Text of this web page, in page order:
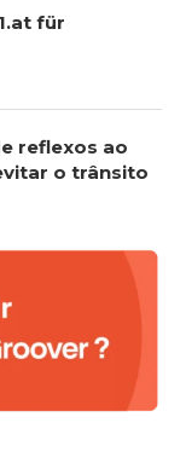
für
reflexos ao
o trânsito